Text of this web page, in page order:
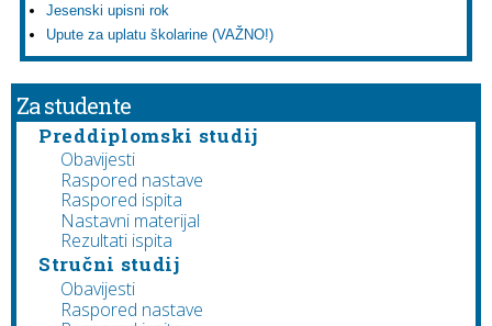
Jesenski upisni rok
Upute za uplatu školarine (VAŽNO!)
Za studente
Preddiplomski studij
Obavijesti
Raspored nastave
Raspored ispita
Nastavni materijal
Rezultati ispita
Stručni studij
Obavijesti
Raspored nastave